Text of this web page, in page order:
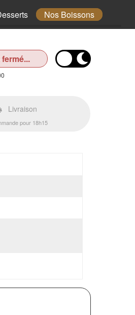
Nos Boissons
Livraison
pour 18h15